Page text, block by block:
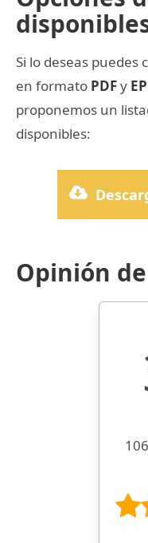
Si lo deseas
en formato PDFy
proponemos un
disponibles:
Opinión